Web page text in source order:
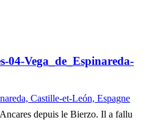
04-Vega_de_Espinareda-
Castille-et-León, Espagne
depuis le Bierzo. Il a fallu